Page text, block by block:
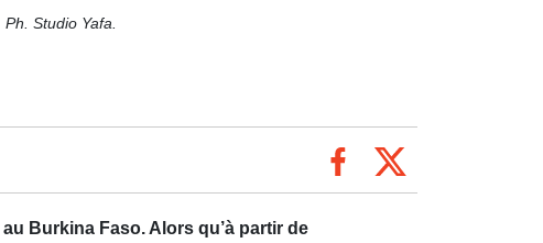
Studio Yafa.
Burkina Faso. Alors qu’à partir de